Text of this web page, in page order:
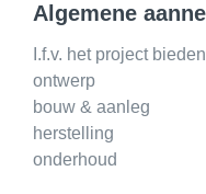
Algemene
I.f.v. het project
ontwerp
bouw & aanleg
herstelling
onderhoud